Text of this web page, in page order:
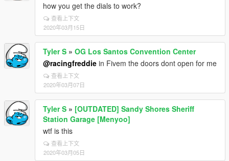
how you get the dials to work?
查看上下文
2020年03月15日
Tyler S » OG Los Santos Convention Center
@racingfreddie in Fivem the doors dont open for me
查看上下文
2020年03月07日
Tyler S » [OUTDATED] Sandy Shores Sheriff
Station Garage [Menyoo]
wtf is this
查看上下文
2020年03月05日